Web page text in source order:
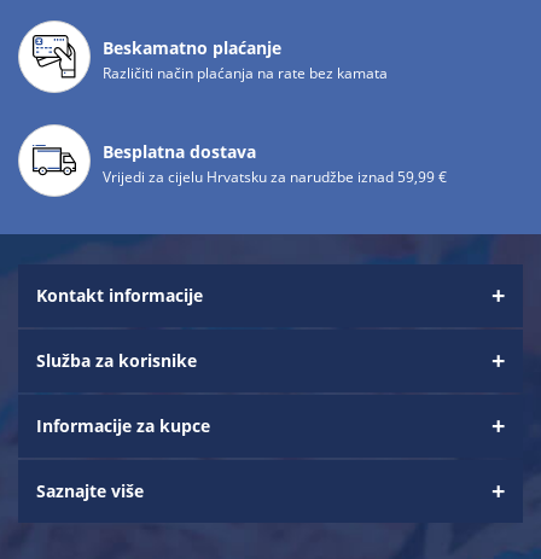
Beskamatno plaćanje
Različiti način plaćanja na rate bez kamata
Besplatna dostava
Vrijedi za cijelu Hrvatsku za narudžbe iznad 59,99 €
Kontakt informacije
Služba za korisnike
Informacije za kupce
Saznajte više